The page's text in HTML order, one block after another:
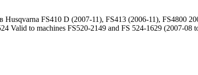
Husqvarna FS410 D (2007-11), FS413 (2006-11), FS4800
Valid to machines FS520-2149 and FS 524-1629 (2007-